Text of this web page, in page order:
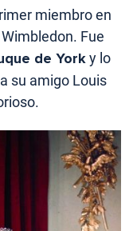
miembro en
Fue
de Yorky lo
su amigo Louis